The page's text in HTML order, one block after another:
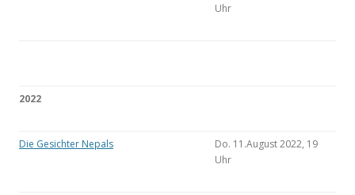
Uhr
2022
Die Gesichter Nepals
Do. 11.August 2022, 19
Uhr